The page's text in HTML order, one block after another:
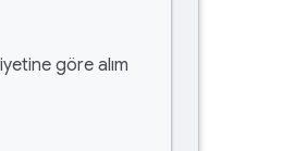
göre alım